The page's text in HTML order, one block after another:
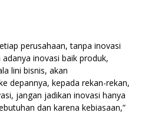
perusahaan, tanpa inovasi
inovasi baik produk,
lini bisnis, akan
depannya, kepada rekan-rekan,
jangan jadikan inovasi hanya
dan karena kebiasaan,”